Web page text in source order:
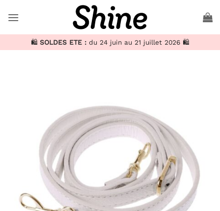
au
🛍️ SOLDES ETE : du 24 juin au 21 juillet 2026 🛍️